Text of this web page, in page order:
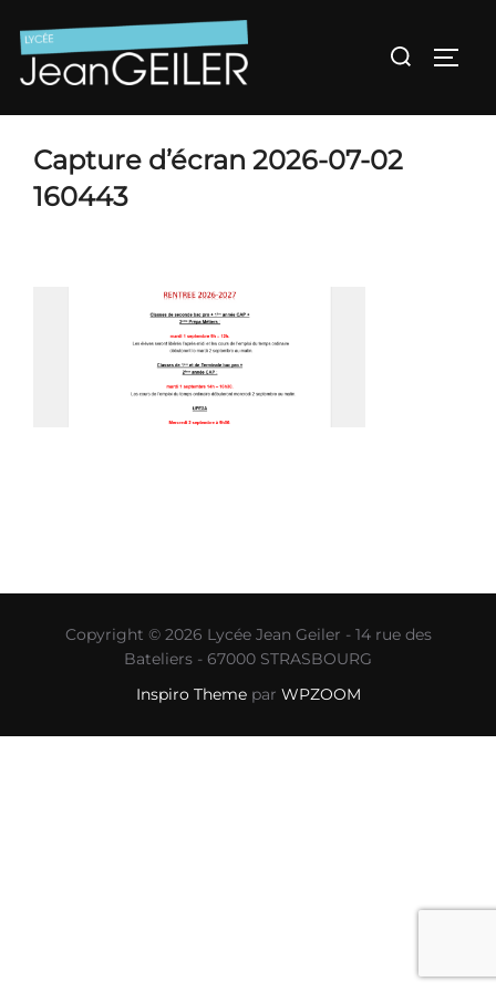
au
contenu
Rechercher :
Capture d’écran 2026-07-02
160443
Copyright © 2026 Lycée Jean Geiler - 14 rue des
Bateliers - 67000 STRASBOURG
Inspiro Themepar WPZOOM